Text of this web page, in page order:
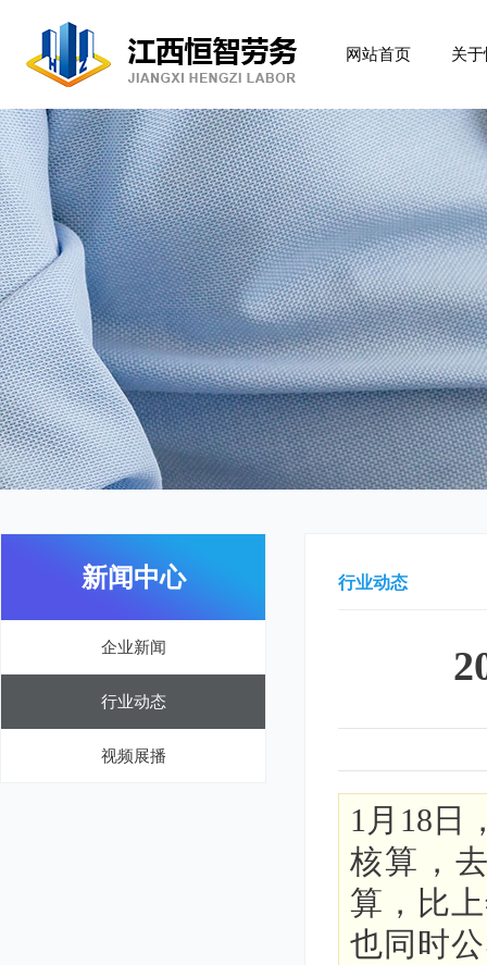
网站首页 关
新闻中心
企业新闻
行业动态
视频展播
行业动态
1月18日
核算，
算，比
也同时